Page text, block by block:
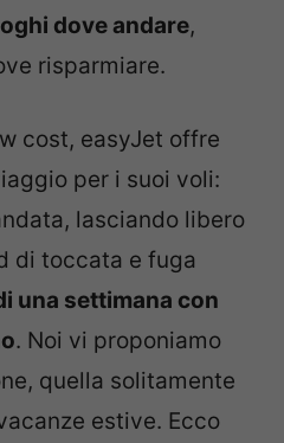
dove andare,
risparmiare.
cost, easyJet offre
per i suoi voli:
lasciando libero
di toccata e fuga
una settimana con
. Noi vi proponiamo
quella solitamente
estive. Ecco